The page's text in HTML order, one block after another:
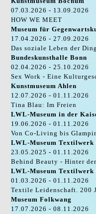
07.03.2026 - 13.09.2026
HOW WE MEET
Museum für
17.04.2026 - 27.09.2026
Das soziale Leben der
Bundeskunsthalle Bonn
02.04.2026 - 25.10.2026
Sex Work - Eine
Kunstmuseum Ahlen
12.07.2026 - 01.11.2026
Tina Blau: Im Freien
LWL-Museum in der
19.06.2026 - 01.11.2026
Von Co-Living bis
LWL-Museum Textilwerk
23.05.2025 - 01.11.2026
Behind Beauty - Hinter
LWL-Museum Textilwerk
01.03.2026 - 01.11.2026
Textile Leidenschaft. 200
Museum Folkwang
17.07.2026 - 08.11.2026